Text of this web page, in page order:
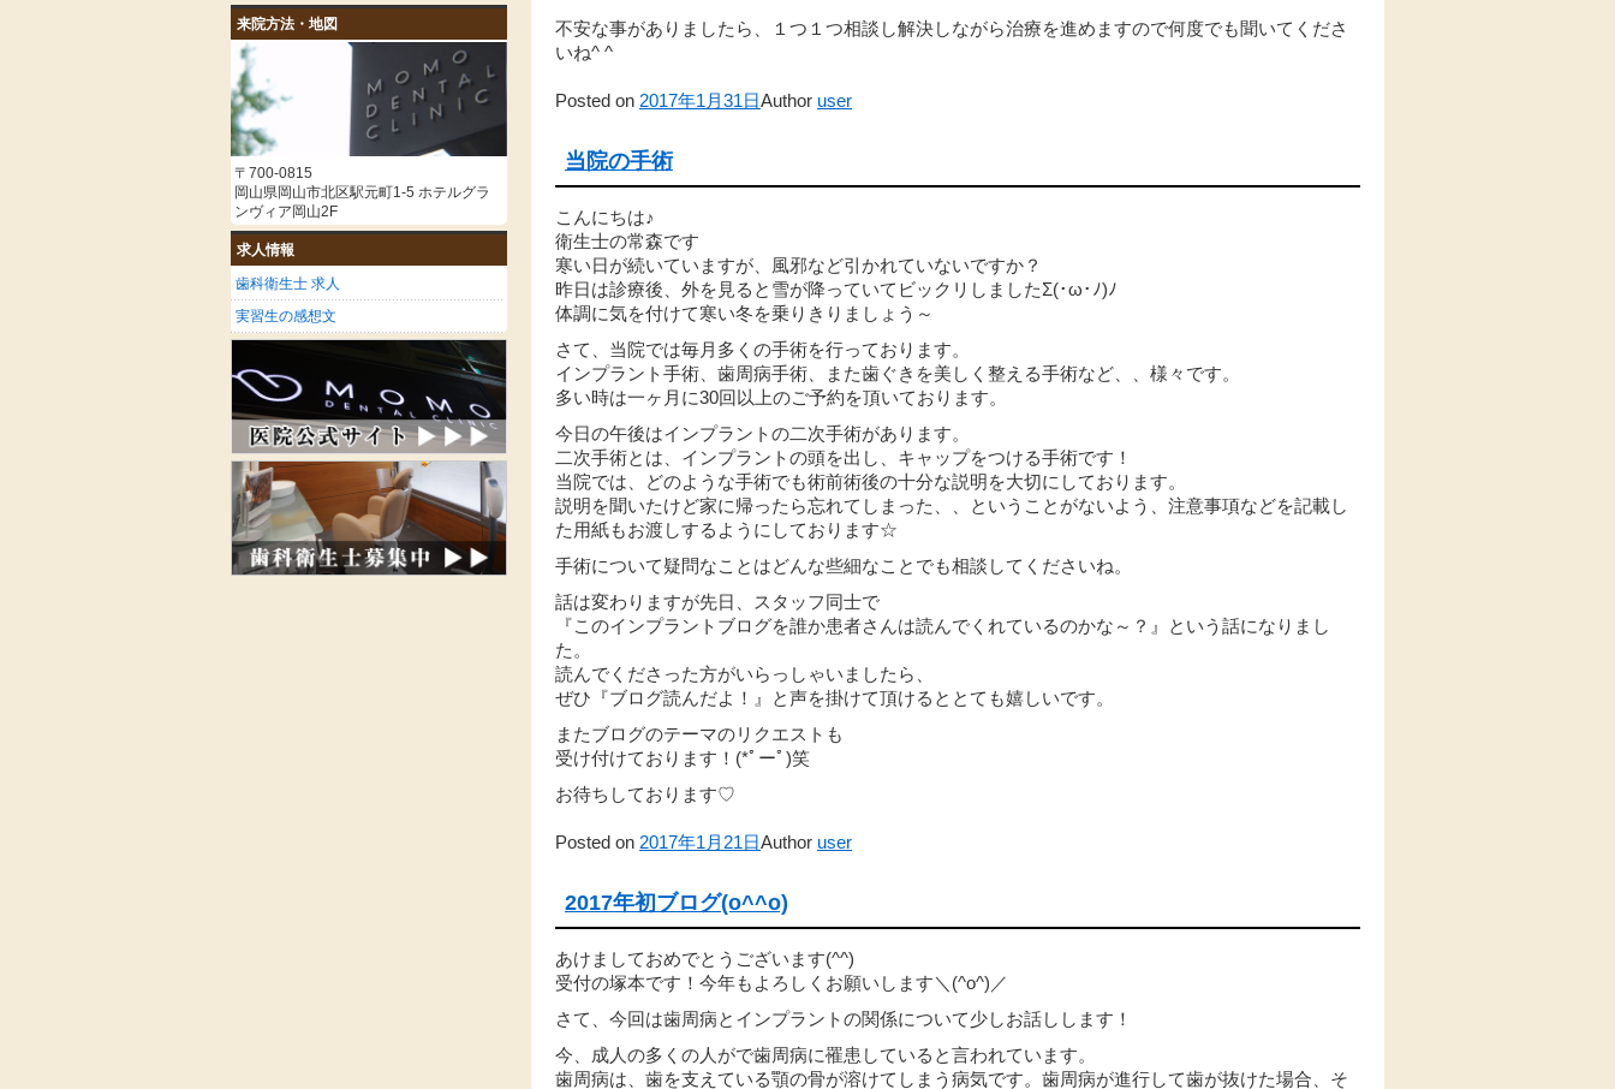
不安な事がありましたら、１つ１つ相談し解決しながら治療を進めますので何度でも聞いてくださ
いね^ ^
Posted on 2017年1月31日Author user
当院の手術
こんにちは♪
衛生士の常森です
寒い日が続いていますが、風邪など引かれていないですか？
昨日は診療後、外を見ると雪が降っていてビックリしましたΣ(･ω･ﾉ)ﾉ
体調に気を付けて寒い冬を乗りきりましょう～
さて、当院では毎月多くの手術を行っております。
インプラント手術、歯周病手術、また歯ぐきを美しく整える手術など、、様々です。
多い時は一ヶ月に30回以上のご予約を頂いております。
今日の午後はインプラントの二次手術があります。
二次手術とは、インプラントの頭を出し、キャップをつける手術です！
当院では、どのような手術でも術前術後の十分な説明を大切にしております。
説明を聞いたけど家に帰ったら忘れてしまった、、ということがないよう、注意事項などを記載し
た用紙もお渡しするようにしております☆
手術について疑問なことはどんな些細なことでも相談してくださいね。
話は変わりますが先日、スタッフ同士で
『このインプラントブログを誰か患者さんは読んでくれているのかな～？』という話になりまし
た。
読んでくださった方がいらっしゃいましたら、
ぜひ『ブログ読んだよ！』と声を掛けて頂けるととても嬉しいです。
またブログのテーマのリクエストも
受け付けております！(*ﾟーﾟ)笑
お待ちしております♡
Posted on 2017年1月21日Author user
2017年初ブログ(o^^o)
あけましておめでとうございます(^^)
受付の塚本です！今年もよろしくお願いします＼(^o^)／
さて、今回は歯周病とインプラントの関係について少しお話しします！
今、成人の多くの人がで歯周病に罹患していると言われています。
歯周病は、歯を支えている顎の骨が溶けてしまう病気です。歯周病が進行して歯が抜けた場合、そ
来院方法・地図
〒700-0815
岡山県岡山市北区駅元町1-5 ホテルグラ
ンヴィア岡山2F
求人情報
歯科衛生士 求人
実習生の感想文